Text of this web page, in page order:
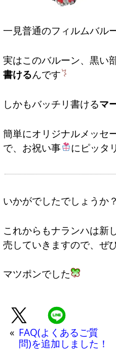
一見普通のフィルムバル
実はこのバルーン、黒い
書けるんです
しかもバッチリ書けるマ
簡単にオリジナルメッセ
で、お祝い事
にピッタ
いかがでしたでしょうか？
これからもナランハは新
売していきますので、ぜ
マツポンでした
« FAQ(よくあるご質
問)を追加しました！